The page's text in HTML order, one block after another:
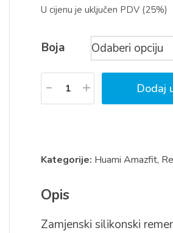
U cijenu je uključen PDV (25%)
Boja
Količina Dodaj
Kategorije: Huami Amazfit,
Opis
Zamjenski silikonski